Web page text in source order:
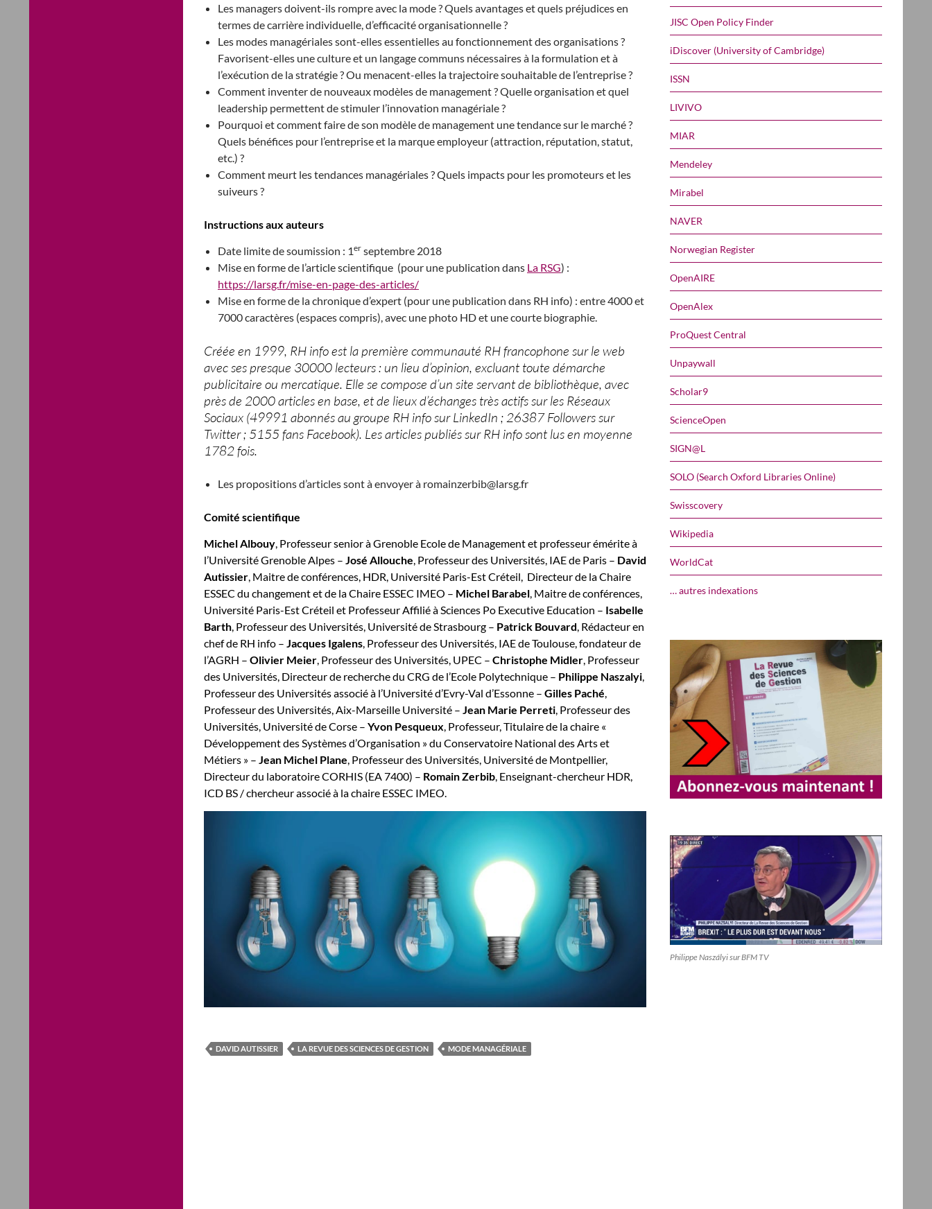
Les managers doivent-ils rompre avec la mode ? Quels avantages et quels préjudices en
termes de carrière individuelle, d’efficacité organisationnelle ?
Les modes managériales sont-elles essentielles au fonctionnement des organisations ?
Favorisent-elles une culture et un langage communs nécessaires à la formulation et à
l’exécution de la stratégie ? Ou menacent-elles la trajectoire souhaitable de l’entreprise ?
Comment inventer de nouveaux modèles de management ? Quelle organisation et quel
leadership permettent de stimuler l’innovation managériale ?
Pourquoi et comment faire de son modèle de management une tendance sur le marché ?
Quels bénéfices pour l’entreprise et la marque employeur (attraction, réputation, statut,
etc.) ?
Comment meurt les tendances managériales ? Quels impacts pour les promoteurs et les
suiveurs ?
Instructions aux auteurs
Date limite de soumission : 1er septembre 2018
Mise en forme de l’article scientifique (pour une publication dans La RSG) :
https://larsg.fr/mise-en-page-des-articles/
Mise en forme de la chronique d’expert (pour une publication dans RH info) : entre 4000 et
7000 caractères (espaces compris), avec une photo HD et une courte biographie.
Créée en 1999, RH info est la première communauté RH francophone sur le web
avec ses presque 30000 lecteurs : un lieu d’opinion, excluant toute démarche
publicitaire ou mercatique. Elle se compose d’un site servant de bibliothèque, avec
près de 2000 articles en base, et de lieux d’échanges très actifs sur les Réseaux
Sociaux (49991 abonnés au groupe RH info sur LinkedIn ; 26387 Followers sur
Twitter ; 5155 fans Facebook). Les articles publiés sur RH info sont lus en moyenne
1782 fois.
Les propositions d’articles sont à envoyer à romainzerbib@larsg.fr
Comité scientifique
Michel Albouy , Professeur senior à Grenoble Ecole de Management et professeur émérite à
l’Université Grenoble Alpes – José Allouche , Professeur des Universités, IAE de Paris – David
Autissier , Maitre de conférences, HDR, Université Paris-Est Créteil, Directeur de la Chaire
ESSEC du changement et de la Chaire ESSEC IMEO – Michel Barabel , Maitre de conférences,
Université Paris-Est Créteil et Professeur Affilié à Sciences Po Executive Education – Isabelle
Barth , Professeur des Universités, Université de Strasbourg – Patrick Bouvard , Rédacteur en
chef de RH info – Jacques Igalens , Professeur des Universités, IAE de Toulouse, fondateur de
l’AGRH – Olivier Meier , Professeur des Universités, UPEC – Christophe Midler , Professeur
des Universités, Directeur de recherche du CRG de l’Ecole Polytechnique – Philippe Naszalyi
Professeur des Universités associé à l’Université d’Evry-Val d’Essonne – Gilles Paché
Professeur des Universités, Aix-Marseille Université – Jean Marie Perreti , Professeur des
Universités, Université de Corse – Yvon Pesqueux , Professeur, Titulaire de la chaire «
Développement des Systèmes d’Organisation » du Conservatoire National des Arts et
Métiers » – Jean Michel Plane , Professeur des Universités, Université de Montpellier,
Directeur du laboratoire CORHIS (EA 7400) – Romain Zerbib , Enseignant-chercheur HDR,
ICD BS / chercheur associé à la chaire ESSEC IMEO.
DAVID AUTISSIER LA REVUE DES SCIENCES DE GESTION MODE MANAGÉRIALE
JISC Open Policy Finder
iDiscover (University of Cambridge)
ISSN
LIVIVO
MIAR
Mendeley
Mirabel
NAVER
Norwegian Register
OpenAIRE
OpenAlex
ProQuest Central
Unpaywall
Scholar9
ScienceOpen
SIGN@L
SOLO (Search Oxford Libraries Online)
Swisscovery
Wikipedia
WorldCat
… autres indexations
Philippe Naszályi sur BFM TV